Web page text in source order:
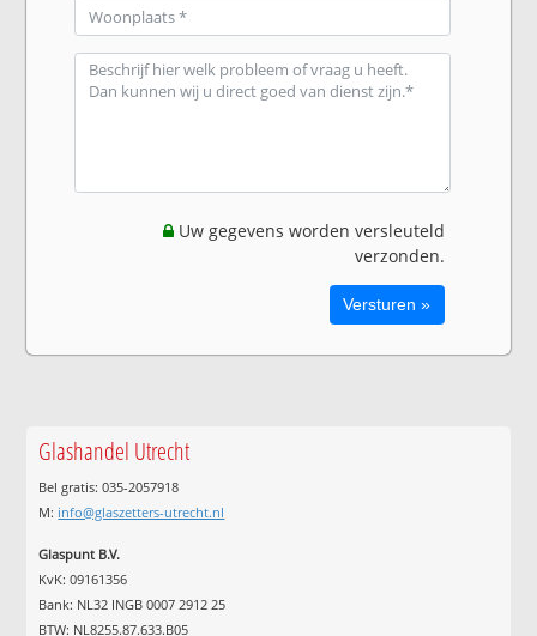
Uw gegevens worden versleuteld
verzonden.
Glashandel Utrecht
Bel gratis: 035-2057918
M: info@glaszetters-utrecht.nl
Glaspunt B.V.
KvK: 09161356
Bank: NL32 INGB 0007 2912 25
BTW: NL8255.87.633.B05